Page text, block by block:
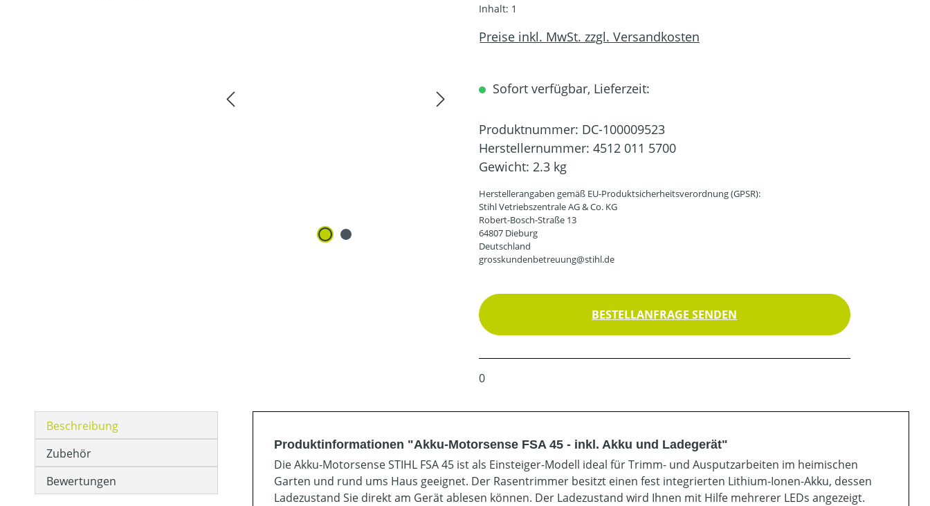
Inhalt: 1
Preise inkl. MwSt. zzgl. Versandkosten
Sofort verfügbar, Lieferzeit:
Produktnummer: DC-100009523
Herstellernummer: 4512 011 5700
Gewicht: 2.3 kg
Herstellerangaben gemäß EU-Produktsicherheitsverordnung (GPSR):
Stihl Vetriebszentrale AG & Co. KG
Robert-Bosch-Straße 13
64807 Dieburg
Deutschland
grosskundenbetreuung@stihl.de
BESTELLANFRAGE SENDEN
0
Beschreibung
Zubehör
Bewertungen
Produktinformationen "Akku-Motorsense FSA 45 - inkl. Akku und Ladegerät"
Die Akku-Motorsense STIHL FSA 45 ist als Einsteiger-Modell ideal für Trimm- und Ausputzarbeiten im heimischen
Garten und rund ums Haus geeignet. Der Rasentrimmer besitzt einen fest integrierten Lithium-Ionen-Akku, dessen
Ladezustand Sie direkt am Gerät ablesen können. Der Ladezustand wird Ihnen mit Hilfe mehrerer LEDs angezeigt.